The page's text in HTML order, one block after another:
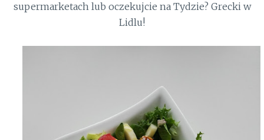
supermarketach lub oczekujcie na Tydzie? Grecki w
Lidlu!